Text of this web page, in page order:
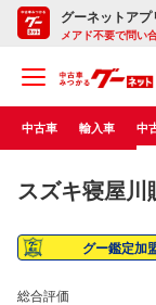
グーネットアプ
メアド不要で問い
中古車 輸入車 中
スズキ寝屋川
グー鑑定加
総合評価